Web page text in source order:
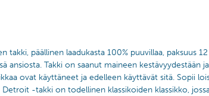
päällinen laadukasta 100% puuvillaa, paksuus
Takki on saanut maineen kestävyydestään
ovat käyttäneet ja edelleen käyttävät sitä. Sopii
Detroit -takki on todellinen klassikoiden klassikko,